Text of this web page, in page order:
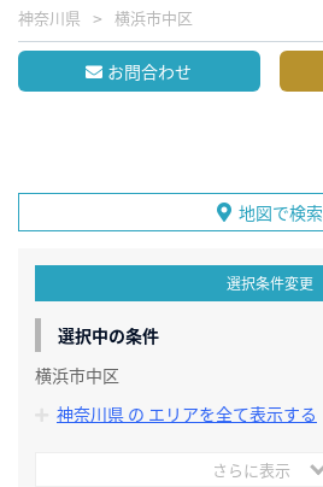
神奈川県 横浜市中区
お問合わせ
地図で検索
選択条件変更
選択中の条件
横浜市中区
神奈川県 の エリアを全て表示する
さらに表示